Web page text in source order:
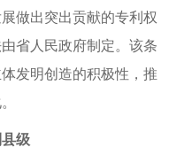
做出突出贡献的专利权
省人民政府制定。该条
发明创造的积极性，推
级